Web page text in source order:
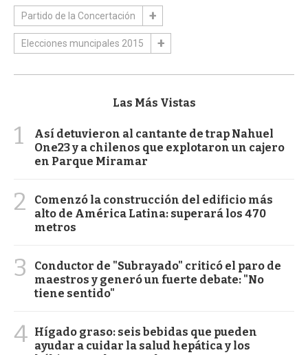
Partido de la Concertación
Elecciones muncipales 2015
Las Más Vistas
1
Así detuvieron al cantante de trap Nahuel
One23 y a chilenos que explotaron un cajero
en Parque Miramar
2
Comenzó la construcción del edificio más
alto de América Latina: superará los 470
metros
3
Conductor de "Subrayado" criticó el paro de
maestros y generó un fuerte debate: "No
tiene sentido"
4 Hígado graso: seis bebidas que pueden
ayudar a cuidar la salud hepática y los